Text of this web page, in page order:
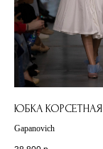
ЮБКА КОРСЕТНАЯ
Gapanovich